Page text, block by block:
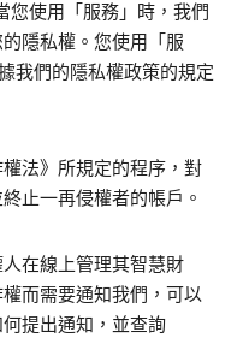
您使用「服務」時，我們
隱私權。您使用「服
我們的隱私權政策的規定
法》所規定的程序，對
止一再侵權者的帳戶。
在線上管理其智慧財
而需要通知我們，可以
何提出通知，並查詢